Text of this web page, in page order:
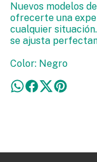
Nuevos modelos
ofrecerte una
cualquier
se ajusta
Color: Negro